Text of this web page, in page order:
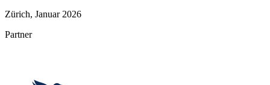
Zürich, Januar 2026
Partner